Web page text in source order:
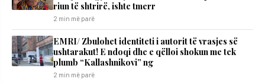
riun të shtrirë, ishte tmerr
2 min më parë
EMRI/ Zbulohet identiteti i autorit të vrasjes së
ushtarakut! E ndoqi dhe e qëlloi shokun me tek
plumb “Kallashnikovi” ng
2 min më parë